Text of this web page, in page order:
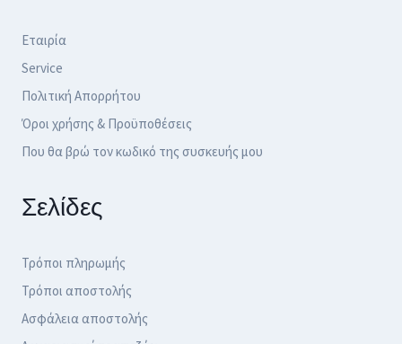
Εταιρία
Service
Πολιτική Απορρήτου
Όροι χρήσης & Προϋποθέσεις
Που θα βρώ τον κωδικό της συσκευής μου
Σελίδες
Τρόποι πληρωμής
Τρόποι αποστολής
Ασφάλεια αποστολής